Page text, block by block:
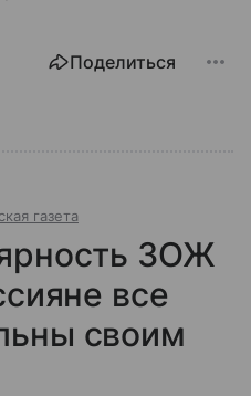
Поделиться
газета
ЗОЖ
все
своим